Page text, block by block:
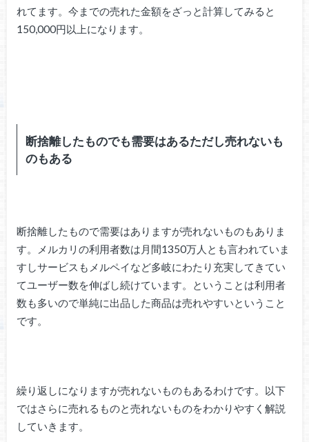
れてます。今までの売れた金額をざっと計算してみると
150,000円以上になります。
断捨離したものでも需要はあるただし売れないも
のもある
断捨離したもので需要はありますが売れないものもありま
す。メルカリの利用者数は月間1350万人とも言われていま
すしサービスもメルペイなど多岐にわたり充実してきてい
てユーザー数を伸ばし続けています。ということは利用者
数も多いので単純に出品した商品は売れやすいということ
です。
繰り返しになりますが売れないものもあるわけです。以下
ではさらに売れるものと売れないものをわかりやすく解説
していきます。